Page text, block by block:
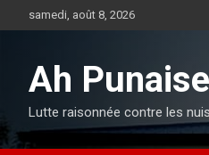
au
samedi, août 8, 2026
Ah
Lutte raisonnée contre les